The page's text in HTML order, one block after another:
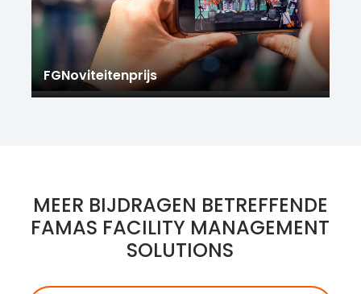
FGNoviteitenprijs
MEER BIJDRAGEN BETREFFENDE
FAMAS FACILITY MANAGEMENT
SOLUTIONS